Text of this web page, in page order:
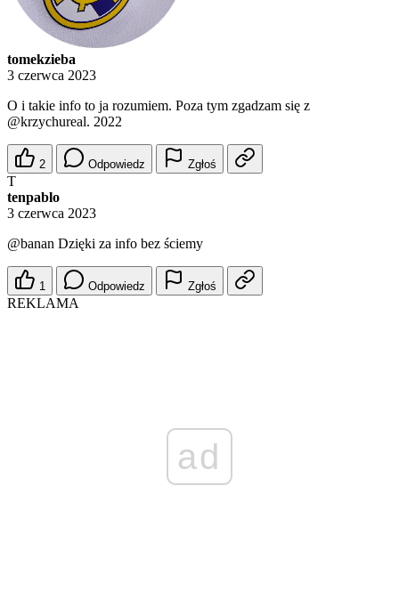
tomekzieba
3 czerwca 2023
O i takie info to ja rozumiem. Poza tym zgadzam się z
@krzychureal. 2022
2 Odpowiedz Zgłoś
T
tenpablo
3 czerwca 2023
@banan Dzięki za info bez ściemy
1 Odpowiedz Zgłoś
REKLAMA
ad